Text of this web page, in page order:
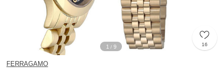
1 / 9 16
FERRAGAMO